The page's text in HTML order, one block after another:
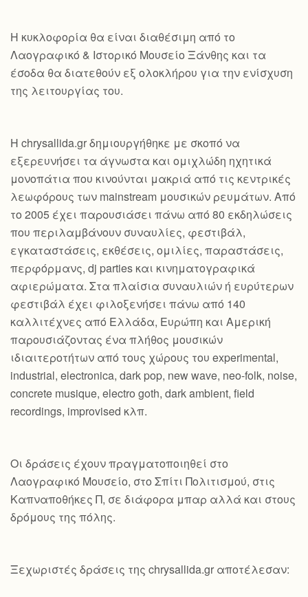
Η κυκλοφορία θα είναι διαθέσιμη από το
Λαογραφικό & Ιστορικό Μουσείο Ξάνθης και τα
έσοδα θα διατεθούν εξ ολοκλήρου για την ενίσχυση
της λειτουργίας του.
Η chrysallida.gr δημιουργήθηκε με σκοπό να
εξερευνήσει τα άγνωστα και ομιχλώδη ηχητικά
μονοπάτια που κινούνται μακριά από τις κεντρικές
λεωφόρους των mainstream μουσικών ρευμάτων. Από
το 2005 έχει παρουσιάσει πάνω από 80 εκδηλώσεις
που περιλαμβάνουν συναυλίες, φεστιβάλ,
εγκαταστάσεις, εκθέσεις, ομιλίες, παραστάσεις,
περφόρμανς, dj parties και κινηματογραφικά
αφιερώματα. Στα πλαίσια συναυλιών ή ευρύτερων
φεστιβάλ έχει φιλοξενήσει πάνω από 140
καλλιτέχνες από Ελλάδα, Ευρώπη και Αμερική
παρουσιάζοντας ένα πλήθος μουσικών
ιδιαιτεροτήτων από τους χώρους του experimental,
industrial, electronica, dark pop, new wave, neo-folk, noise,
concrete musique, electro goth, dark ambient, field
recordings, improvised κλπ.
Οι δράσεις έχουν πραγματοποιηθεί στο
Λαογραφικό Μουσείο, στο Σπίτι Πολιτισμού, στις
Καπναποθήκες Π, σε διάφορα μπαρ αλλά και στους
δρόμους της πόλης.
Ξεχωριστές δράσεις της chrysallida.gr αποτέλεσαν: